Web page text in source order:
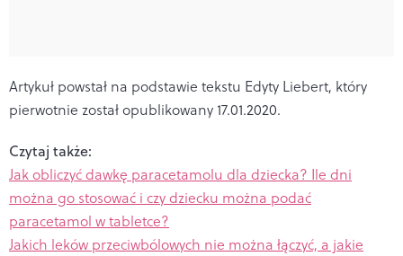
Artykuł powstał na podstawie tekstu Edyty Liebert, który
pierwotnie został opublikowany 17.01.2020.
Czytaj także:
Jak obliczyć dawkę paracetamolu dla dziecka? Ile dni
można go stosować i czy dziecku można podać
paracetamol w tabletce?
Jakich leków przeciwbólowych nie można łączyć, a jakie